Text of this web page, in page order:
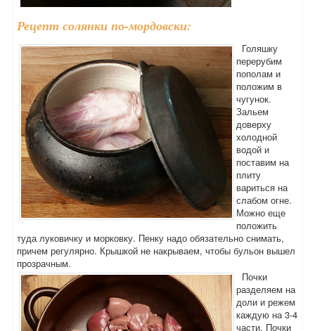
Рецепт солянки по-мордовски:
Голяшку
перерубим
пополам и
положим в
чугунок.
Зальем
доверху
холодной
водой и
поставим на
плиту
вариться на
слабом огне.
Можно еще
положить
туда луковичку и морковку. Пенку надо обязательно снимать,
причем регулярно. Крышкой не накрываем, чтобы бульон вышел
прозрачным.
Почки
разделяем на
доли и режем
каждую на 3-4
части. Почки